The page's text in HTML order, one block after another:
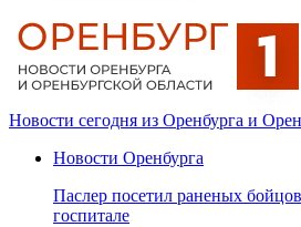
Новости сегодня из Оренбурга и
Новости Оренбурга
Паслер посетил раненых
госпитале